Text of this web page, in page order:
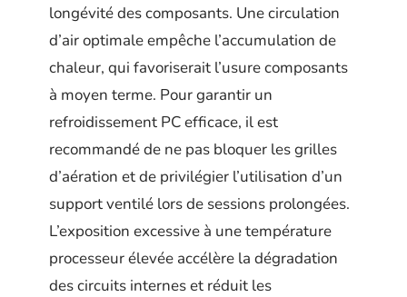
longévité des composants. Une circulation
d’air optimale empêche l’accumulation de
chaleur, qui favoriserait l’usure composants
à moyen terme. Pour garantir un
refroidissement PC efficace, il est
recommandé de ne pas bloquer les grilles
d’aération et de privilégier l’utilisation d’un
support ventilé lors de sessions prolongées.
L’exposition excessive à une température
processeur élevée accélère la dégradation
des circuits internes et réduit les